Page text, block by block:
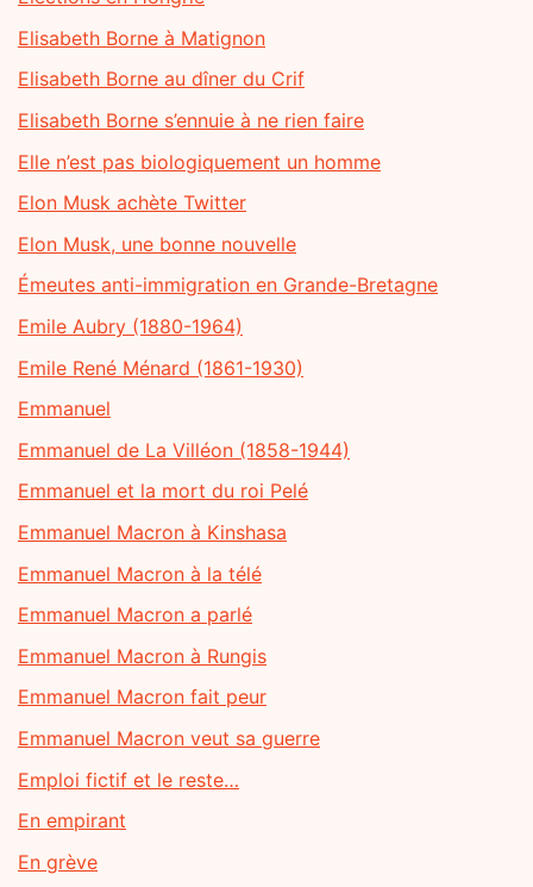
Elisabeth Borne à Matignon
Elisabeth Borne au dîner du Crif
Elisabeth Borne s’ennuie à ne rien faire
Elle n’est pas biologiquement un homme
Elon Musk achète Twitter
Elon Musk, une bonne nouvelle
Émeutes anti-immigration en Grande-Bretagne
Emile Aubry (1880-1964)
Emile René Ménard (1861-1930)
Emmanuel
Emmanuel de La Villéon (1858-1944)
Emmanuel et la mort du roi Pelé
Emmanuel Macron à Kinshasa
Emmanuel Macron à la télé
Emmanuel Macron a parlé
Emmanuel Macron à Rungis
Emmanuel Macron fait peur
Emmanuel Macron veut sa guerre
Emploi fictif et le reste…
En empirant
En grève